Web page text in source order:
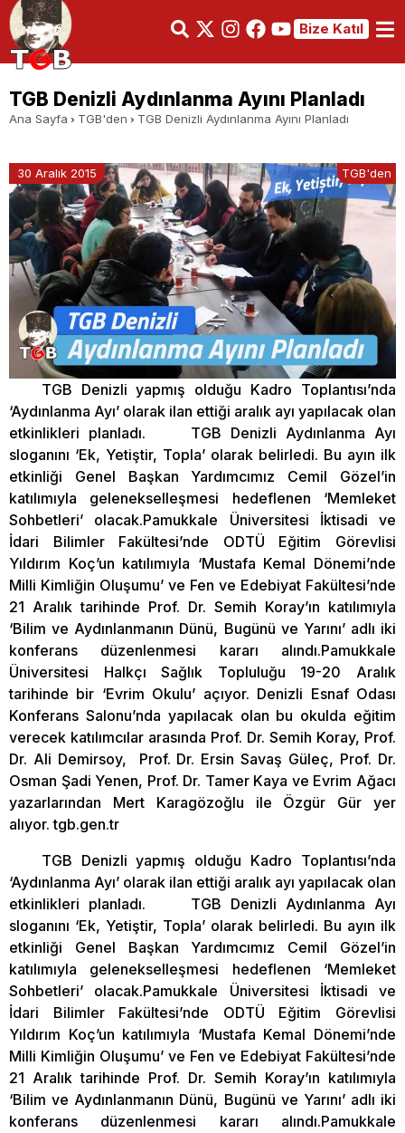
Bize Katıl
TGB Denizli Aydınlanma Ayını Planladı
Ana Sayfa TGB'den TGB Denizli Aydınlanma Ayını Planladı
30 Aralık 2015 TGB'den
TGB Denizli yapmış olduğu Kadro Toplantısı’nda
‘Aydınlanma Ayı’ olarak ilan ettiği aralık ayı yapılacak olan
etkinlikleri planladı. TGB Denizli Aydınlanma Ayı
sloganını ‘Ek, Yetiştir, Topla’ olarak belirledi. Bu ayın ilk
etkinliği Genel Başkan Yardımcımız Cemil Gözel’in
katılımıyla gelenekselleşmesi hedeflenen ‘Memleket
Sohbetleri’ olacak.Pamukkale Üniversitesi İktisadi ve
İdari Bilimler Fakültesi’nde ODTÜ Eğitim Görevlisi
Yıldırım Koç’un katılımıyla ‘Mustafa Kemal Dönemi’nde
Milli Kimliğin Oluşumu’ ve Fen ve Edebiyat Fakültesi’nde
21 Aralık tarihinde Prof. Dr. Semih Koray’ın katılımıyla
‘Bilim ve Aydınlanmanın Dünü, Bugünü ve Yarını’ adlı iki
konferans düzenlenmesi kararı alındı.Pamukkale
Üniversitesi Halkçı Sağlık Topluluğu 19-20 Aralık
tarihinde bir ‘Evrim Okulu’ açıyor. Denizli Esnaf Odası
Konferans Salonu’nda yapılacak olan bu okulda eğitim
verecek katılımcılar arasında Prof. Dr. Semih Koray, Prof.
Dr. Ali Demirsoy, Prof. Dr. Ersin Savaş Güleç, Prof. Dr.
Osman Şadi Yenen, Prof. Dr. Tamer Kaya ve Evrim Ağacı
yazarlarından Mert Karagözoğlu ile Özgür Gür yer
alıyor. tgb.gen.tr
TGB Denizli yapmış olduğu Kadro Toplantısı’nda
‘Aydınlanma Ayı’ olarak ilan ettiği aralık ayı yapılacak olan
etkinlikleri planladı. TGB Denizli Aydınlanma Ayı
sloganını ‘Ek, Yetiştir, Topla’ olarak belirledi. Bu ayın ilk
etkinliği Genel Başkan Yardımcımız Cemil Gözel’in
katılımıyla gelenekselleşmesi hedeflenen ‘Memleket
Sohbetleri’ olacak.Pamukkale Üniversitesi İktisadi ve
İdari Bilimler Fakültesi’nde ODTÜ Eğitim Görevlisi
Yıldırım Koç’un katılımıyla ‘Mustafa Kemal Dönemi’nde
Milli Kimliğin Oluşumu’ ve Fen ve Edebiyat Fakültesi’nde
21 Aralık tarihinde Prof. Dr. Semih Koray’ın katılımıyla
‘Bilim ve Aydınlanmanın Dünü, Bugünü ve Yarını’ adlı iki
konferans düzenlenmesi kararı alındı.Pamukkale